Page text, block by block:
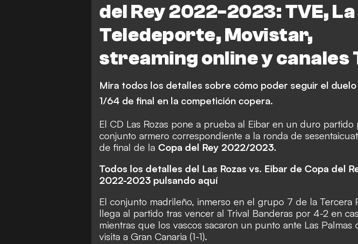
del Rey 2022-2023: TVE, La
Teledeporte, Movistar,
streaming online y canales
Mira todos los detalles sobre cómo poder seguir el
1/64 de final en la competición copera.
El CD Las Rozas pone a prueba al Eibar en un duro partido
conjunto armero correspondiente a la ronda de
de final de la Copa del Rey 2022/2023.
Todos los detalles del Las Rozas vs. Eibar de Copa del
2022-2023 pulsando aquí
El conjunto madrileño, inmerso en el grupo 7 de la Tercera
llega al partido tras vencer al Trival Banderas por 4-2 en
mientras que los vascos sacaron un punto ante Las Palmas
visita a Gran Canaria (1-1).